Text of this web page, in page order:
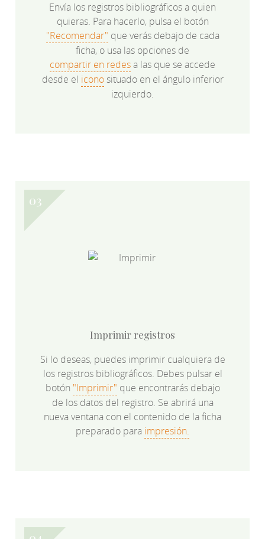
Envía los registros bibliográficos a quien
quieras. Para hacerlo, pulsa el botón
"Recomendar" que verás debajo de cada
ficha, o usa las opciones de
compartir en redesa las que se accede
desde el iconosituado en el ángulo inferior
izquierdo.
Imprimir registros
Si lo deseas, puedes imprimir cualquiera de
los registros bibliográficos. Debes pulsar el
botón "Imprimir" que encontrarás debajo
de los datos del registro. Se abrirá una
nueva ventana con el contenido de la ficha
preparado para impresión.